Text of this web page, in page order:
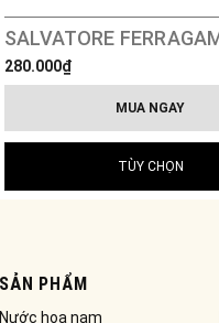
280.000₫
MUA NGAY
TÙY CHỌN
SẢN PHẨM
Nước hoa nam